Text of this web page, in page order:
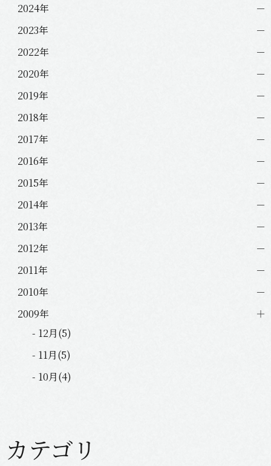
2024年
2023年
2022年
2020年
2019年
2018年
2017年
2016年
2015年
2014年
2013年
2012年
2011年
2010年
2009年
- 12月(5)
- 11月(5)
- 10月(4)
カテゴリ